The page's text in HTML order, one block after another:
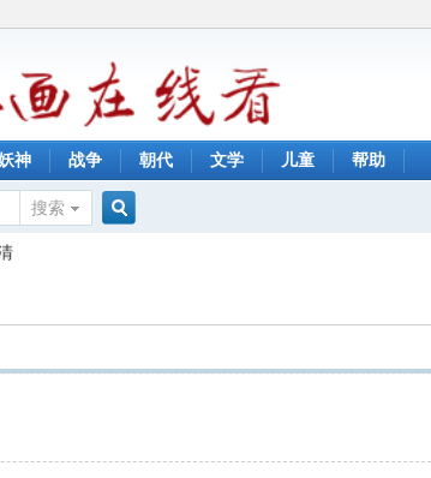
神 战争 朝代 文学 儿童 帮助
搜索